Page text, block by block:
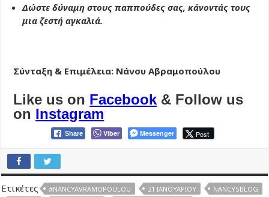
Δώστε δύναμη στους παππούδες σας, κάνοντάς τους
μια ζεστή αγκαλιά.
Σύνταξη & Επιμέλεια: Νάνσυ Αβραμοπούλου
Like us on Facebook & Follow us
on Instagram
Share Viber Messenger Post
Ετικέτες #NANCYAVRAMOPOULOU 21 ΙΑΝΟΥΑΡΊΟΥ
NANCYSBLOG